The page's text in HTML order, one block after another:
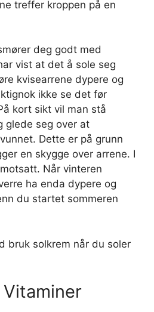
treffer kroppen på en
deg godt med
vist at det å sole seg
kvisearrene dypere og
ikke se det før
kort sikt vil man stå
glede seg over at
Dette er på grunn
en skygge over arrene. I
Når vinteren
ha enda dypere og
du startet sommeren
bruk solkrem når du soler